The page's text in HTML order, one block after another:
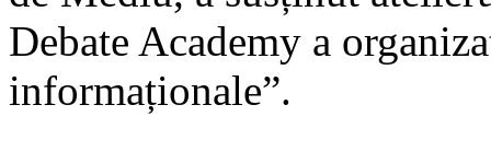
Debate Academy a
informaționale”.